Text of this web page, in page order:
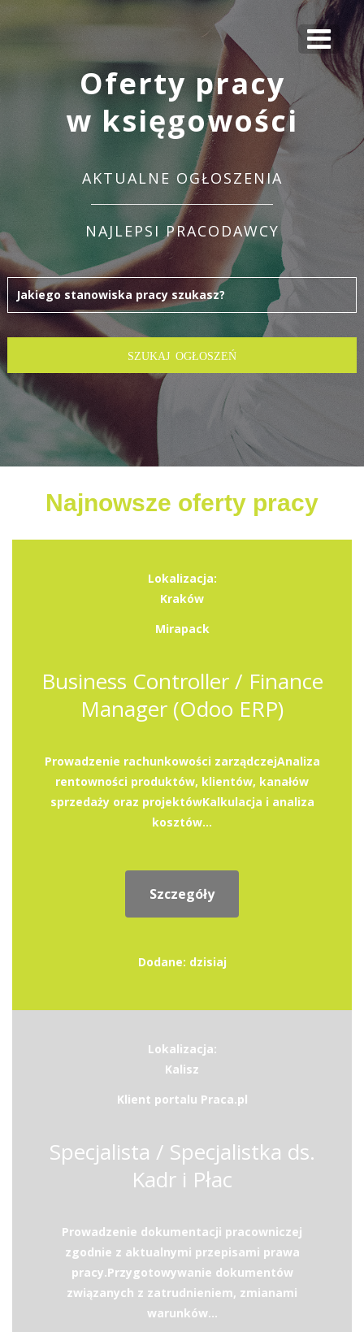
Oferty pracy
w księgowości
AKTUALNE OGŁOSZENIA
NAJLEPSI PRACODAWCY
Najnowsze oferty pracy
Lokalizacja:
Kraków
Mirapack
Business Controller / Finance
Manager (Odoo ERP)
Prowadzenie rachunkowości zarządczejAnaliza
rentowności produktów, klientów, kanałów
sprzedaży oraz projektówKalkulacja i analiza
kosztów...
Szczegóły
Dodane: dzisiaj
Lokalizacja:
Kalisz
Klient portalu Praca.pl
Specjalista / Specjalistka ds.
Kadr i Płac
Prowadzenie dokumentacji pracowniczej
zgodnie z aktualnymi przepisami prawa
pracy.Przygotowywanie dokumentów
związanych z zatrudnieniem, zmianami
warunków...